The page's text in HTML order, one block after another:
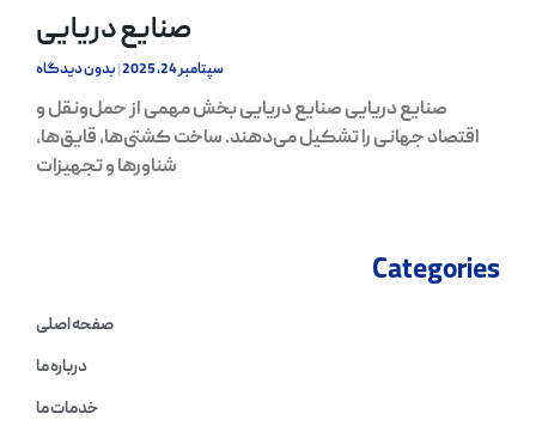
صنایع دریایی
سپتامبر 24, 2025 بدون دیدگاه
صنایع دریایی صنایع دریایی بخش مهمی از حمل‌ونقل و
اقتصاد جهانی را تشکیل می‌دهند. ساخت کشتی‌ها، قایق‌ها،
شناورها و تجهیزات
Categories
صفحه اصلی
درباره ما
خدمات ما